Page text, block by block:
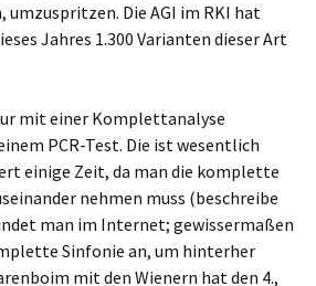
umzuspritzen. Die AGI im RKI hat
Jahres 1.300 Varianten dieser Art
mit einer Komplettanalyse
PCR-Test. Die ist wesentlich
einige Zeit, da man die komplette
nehmen muss (beschreibe
man im Internet; gewissermaßen
Sinfonie an, um hinterher
mit den Wienern hat den 4.,